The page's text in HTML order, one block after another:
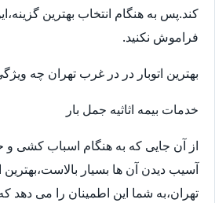
کند.پس به هنگام انتخاب بهترین
فراموش نکنید.
بهترین اتوبار در در غرب تهران چه
خدمات بیمه اثاثیه جمل بار
از آن جایی که به هنگام اسباب کشی و
آسیب دیدن آن ها بسیار بالاست،بهترین
تهران،به شما این اطمینان را می دهد